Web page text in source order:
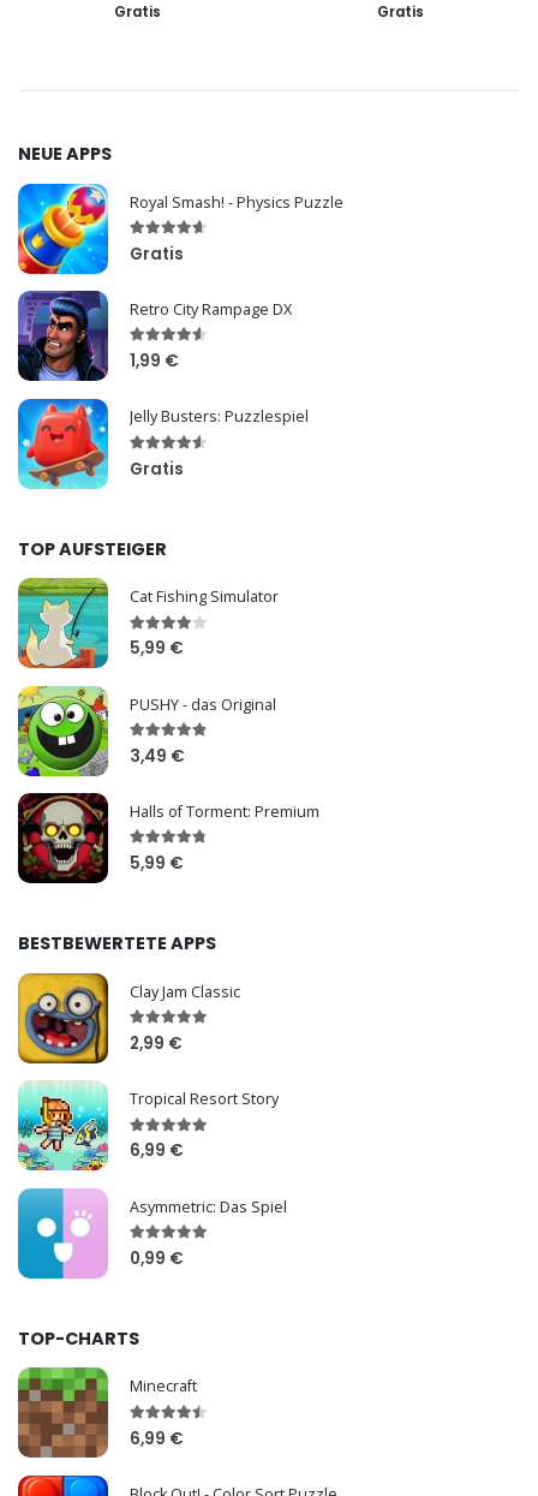
Gratis Gratis
NEUE APPS
Royal Smash! - Physics Puzzle
Gratis
Retro City Rampage DX
1,99 €
Jelly Busters: Puzzlespiel
Gratis
TOP AUFSTEIGER
Cat Fishing Simulator
5,99 €
PUSHY - das Original
3,49 €
Halls of Torment: Premium
5,99 €
BESTBEWERTETE APPS
Clay Jam Classic
2,99 €
Tropical Resort Story
6,99 €
Asymmetric: Das Spiel
0,99 €
TOP-CHARTS
Minecraft
6,99 €